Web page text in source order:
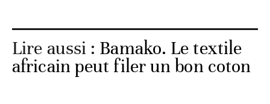
Lire aussi : Bamako. Le textile
africain peut filer un bon coton